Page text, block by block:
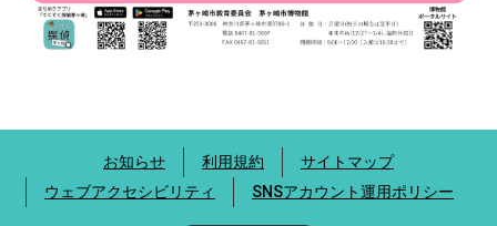
お知らせ 利用規約
サイトマップ
ウェブアクセシビリティ
SNSアカウント運用ポリシー